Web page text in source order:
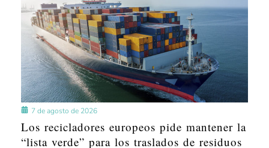
7 de agosto de 2026
Los recicladores europeos pide mantener la
“lista verde” para los traslados de residuos